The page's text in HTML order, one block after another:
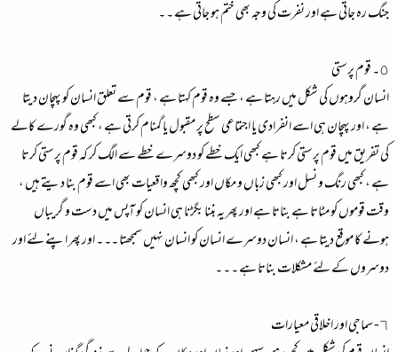
جنگ رہ جاتی ہے اور نفرت کی وجہ بھی ختم ہو جاتی ہے ۔ ۔
٥۔ قوم پرستی
انسان گروہوں کی شکل میں رہتا ہے ، جسے وہ قوم کہتا ہے ، قوم سے تعلق انسان کو پہچان دیتا
ہے ، اور پہچان ہی اسے انفرادی یا اجتماعی سطح پر مقبول یا گمنام کرتی ہے ، کبھی وہ گورے کالے
کی تفریق میں قوم پرستی کرتا ہے کبھی ایک خطے کو دوسرے خطے سے الگ کر کہ قوم پرستی کرتا
ہے ، کبھی رنگ و نسل اور کبھی زباں و مکاں اور کبھی کچھ واقعیات بھی اسے قوم بنا دیتے ہیں ،
وقت قوموں کو مٹاتا ہے بناتا ہے اور پھر یہ بننا بگڑنا ہی انسان کو آپس میں دست و گریباں
ہونے کا موقع دیتا ہے ، انسان دوسرے انسان کو انسان نہیں سمجھتا ۔۔ ۔ اور پھر اپنے لئے اور
دوسروں کے لئے مشکلات بناتا ہے ۔ ۔ ۔
٦- سماجی اور اخلاقی معیارات